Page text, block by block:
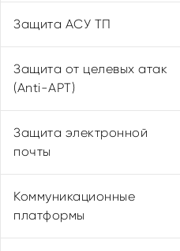
Защита АСУ ТП
Positive Technologies
Защита от целевых атак
(Anti-APT)
Positive Technologies
Защита электронной
почты
Kaspersky
Коммуникационные
платформы